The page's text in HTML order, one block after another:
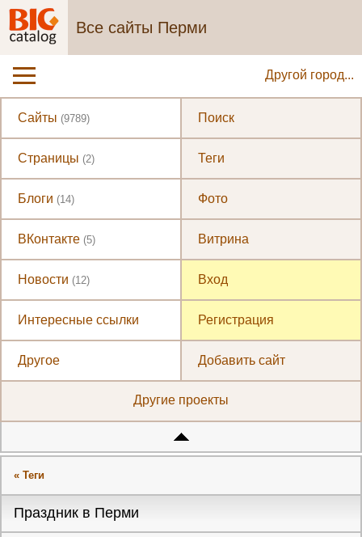
Все сайты Перми
Другой город...
Сайты (9789)
Страницы (2)
Блоги (14)
ВКонтакте (5)
Новости (12)
Интересные ссылки
Другое
Поиск
Теги
Фото
Витрина
Вход
Регистрация
Добавить сайт
Другие проекты
« Теги
Праздник в Перми